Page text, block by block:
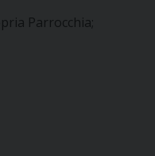
Parrocchia;